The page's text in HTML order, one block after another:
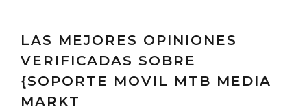
LAS MEJORES OPINIONES
VERIFICADAS SOBRE
{SOPORTE MOVIL MTB MEDIA
MARKT